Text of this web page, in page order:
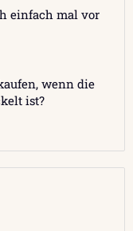
einfach mal vor
wenn die
ist?